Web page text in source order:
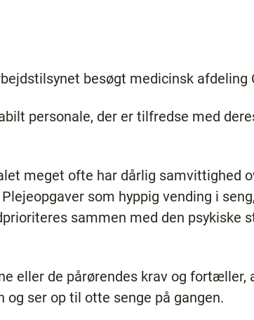
besøgt medicinsk afdeling
personale, der er tilfredse med
meget ofte har dårlig samvittighed
som hyppig vending i
sammen med den psykiske
eller de pårørendes krav og
ser op til otte senge på gangen.